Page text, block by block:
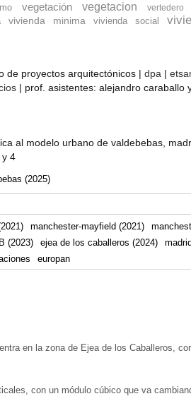
vegetación vegetacion vertedero
vivienda minima vivienda social
de proyectos arquitectónicos | dpa |
| prof. asistentes: alejandro caraballo
al modelo urbano de valdebebas,
y 4
(2025)
manchester-mayfield (2021)
(2023) ejea de los caballeros (2024)
europan
en la zona de Ejea de los Caballeros,
con un módulo cúbico que va